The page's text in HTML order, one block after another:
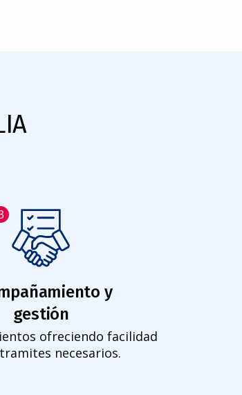
y
gestión
ofreciendo facilidad
necesarios.